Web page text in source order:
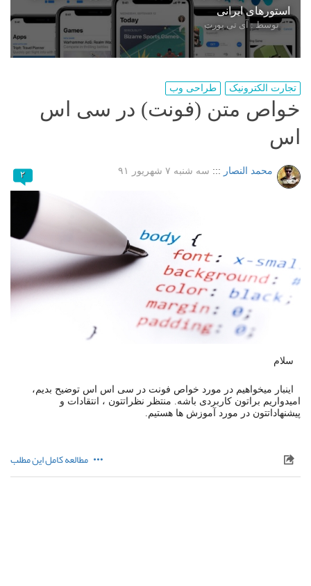
استورهای ایرانی
توسط : آی تی پورت
تجارت الکترونیک طراحی وب
خواص متن (فونت) در سی اس
اس
محمد النصار ::: سه شنبه ۷ شهریور ۹۱ ۲
سلام
اینبار میخواهیم در مورد خواص فونت در سی اس اس توضیح بدیم،
امیدواریم براتون کاربردی باشه. منتظر نظراتتون ، انتقادات و
پیشنهاداتتون در مورد آموزش ها هستیم.
مطالعه کامل این مطلب